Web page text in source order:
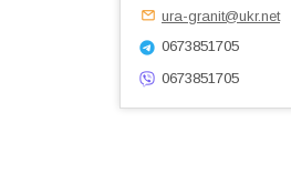
ura-granit@ukr.net
0673851705
0673851705